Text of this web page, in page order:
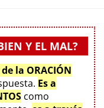
Y EL MAL?
la ORACIÓN
Es a
como